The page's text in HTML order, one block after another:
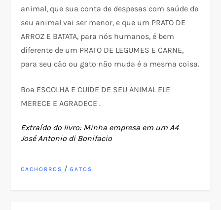
animal, que sua conta de despesas com saúde de
seu animal vai ser menor, e que um PRATO DE
ARROZ E BATATA, para nós humanos, é bem
diferente de um PRATO DE LEGUMES E CARNE,
para seu cão ou gato não muda é a mesma coisa.
Boa ESCOLHA E CUIDE DE SEU ANIMAL ELE
MERECE E AGRADECE .
Extraído do livro: Minha empresa em um A4
José Antonio di Bonifacio
CACHORROS /GATOS